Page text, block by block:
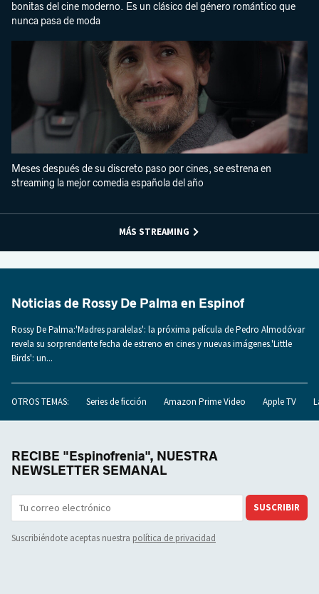
bonitas del cine moderno. Es un clásico del género romántico que
nunca pasa de moda
Meses después de su discreto paso por cines, se estrena en
streaming la mejor comedia española del año
MÁS STREAMING
Noticias de Rossy De Palma en Espinof
Rossy De Palma:'Madres paralelas': la próxima película de Pedro Almodóvar
revela su sorprendente fecha de estreno en cines y nuevas imágenes.'Little
Birds': un...
OTROS TEMAS: Series de ficción Amazon Prime Video Apple TV
RECIBE "Espinofrenia", NUESTRA
NEWSLETTER SEMANAL
SUSCRIBIR
Suscribiéndote aceptas nuestra política de privacidad